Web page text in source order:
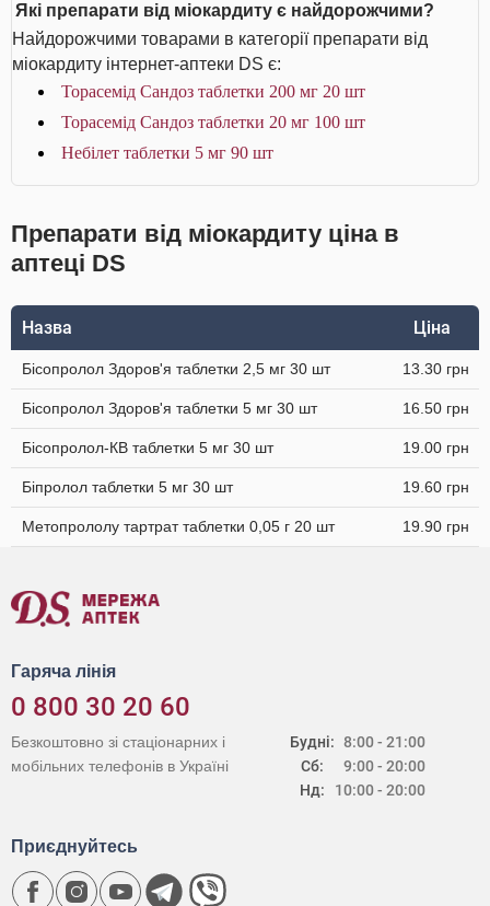
Які препарати від міокардиту є найдорожчими?
Найдорожчими товарами в категорії препарати від
міокардиту інтернет-аптеки DS є:
Торасемід Сандоз таблетки 200 мг 20 шт
Торасемід Сандоз таблетки 20 мг 100 шт
Небілет таблетки 5 мг 90 шт
Препарати від міокардиту ціна в
аптеці DS
Назва Ціна
Бісопролол Здоров'я таблетки 2,5 мг 30 шт 13.30 грн
Бісопролол Здоров'я таблетки 5 мг 30 шт 16.50 грн
Бісопролол-КВ таблетки 5 мг 30 шт 19.00 грн
Біпролол таблетки 5 мг 30 шт 19.60 грн
Метопрололу тартрат таблетки 0,05 г 20 шт 19.90 грн
Гаряча лінія
0 800 30 20 60
Будні:
Сб:
Нд:
8:00 - 21:00
9:00 - 20:00
10:00 - 20:00
Безкоштовно зі стаціонарних і
мобільних телефонів в Україні
Приєднуйтесь